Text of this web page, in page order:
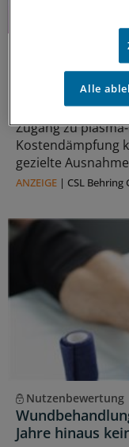
Politische
Nationale
ausrichten
Europas
Zugang zu
Kostendämpfung
gezielte
ANZEIGE | CSL Behring
Nutzenbewertung
Jahre hinaus
Alle